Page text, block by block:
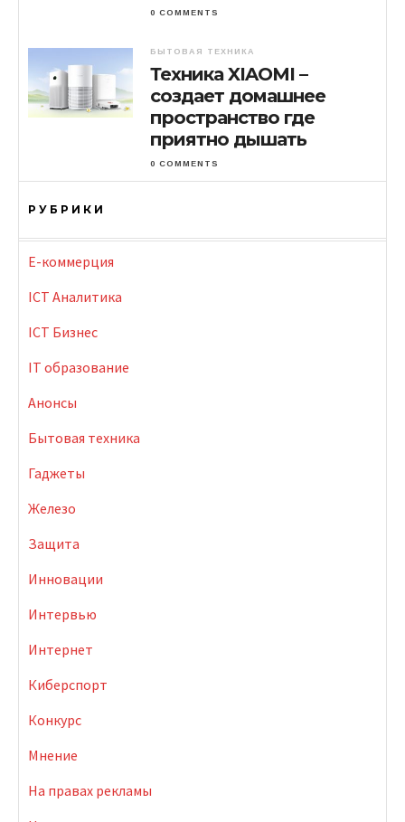
0 COMMENTS
БЫТОВАЯ ТЕХНИКА
Техника XIAOMI –
создает домашнее
пространство где
приятно дышать
0 COMMENTS
РУБРИКИ
E-коммерция
ICT Аналитика
ICT Бизнес
IT образование
Анонсы
Бытовая техника
Гаджеты
Железо
Защита
Инновации
Интервью
Интернет
Киберспорт
Конкурс
Мнение
На правах рекламы